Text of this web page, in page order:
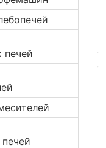
печей